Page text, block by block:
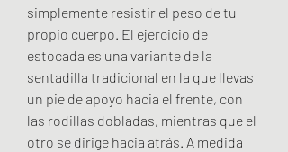
simplemente resistir el peso de tu
propio cuerpo. El ejercicio de
estocada es una variante de la
sentadilla tradicional en la que llevas
un pie de apoyo hacia el frente, con
las rodillas dobladas, mientras que el
otro se dirige hacia atrás. A medida